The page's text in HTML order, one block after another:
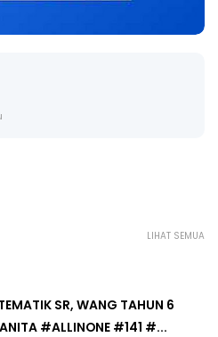
LIHAT SEMUA
SR, WANG TAHUN 6
#ALLINONE #141 #...